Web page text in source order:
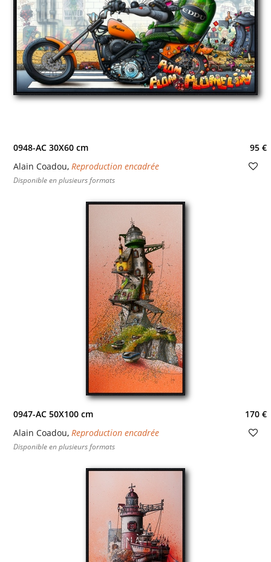
0948-AC 30X60 cm
95 €
Alain Coadou, Reproduction encadrée
Disponible en plusieurs formats
0947-AC 50X100 cm
170 €
Alain Coadou, Reproduction encadrée
Disponible en plusieurs formats